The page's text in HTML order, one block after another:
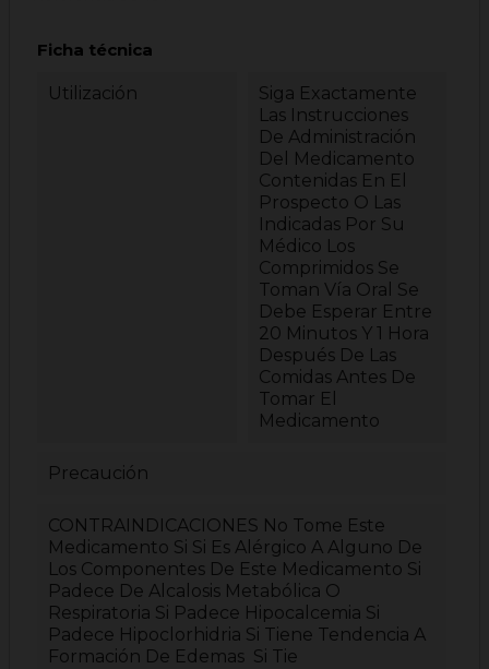
Ficha técnica
Utilización
Siga Exactamente
Las Instrucciones
De Administración
Del Medicamento
Contenidas En El
Prospecto O Las
Indicadas Por Su
Médico Los
Comprimidos Se
Toman Vía Oral Se
Debe Esperar Entre
20 Minutos Y 1 Hora
Después De Las
Comidas Antes De
Tomar El
Medicamento
Precaución
CONTRAINDICACIONES No Tome Este
Medicamento Si Si Es Alérgico A Alguno De
Los Componentes De Este Medicamento Si
Padece De Alcalosis Metabólica O
Respiratoria Si Padece Hipocalcemia Si
Padece Hipoclorhidria Si Tiene Tendencia A
Formación De Edemas Si Tie